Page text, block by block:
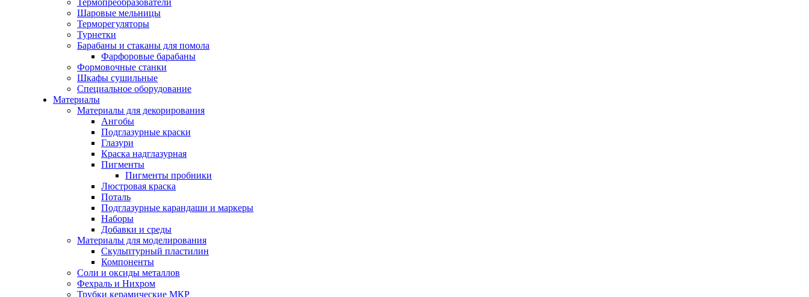
Термопреобразователи
Шаровые мельницы
Терморегуляторы
Турнетки
Барабаны и стаканы для помола
Фарфоровые барабаны
Формовочные станки
Шкафы сушильные
Специальное оборудование
Материалы
Материалы для декорирования
Ангобы
Подглазурные краски
Глазури
Краска надглазурная
Пигменты
Пигменты пробники
Люстровая краска
Поталь
Подглазурные карандаши и маркеры
Наборы
Добавки и среды
Материалы для моделирования
Скульптурный пластилин
Компоненты
Соли и оксиды металлов
Фехраль и Нихром
Трубки керамические МКР